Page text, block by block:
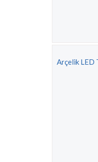
Arçelik LED